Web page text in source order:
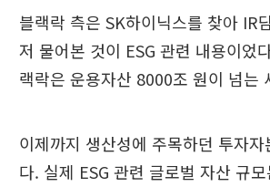
블랙락 측은 SK하이닉스를 찾아 IR
저 물어본 것이 ESG 관련 내용이었
랙락은 운용자산 8000조 원이 넘는
이제까지 생산성에 주목하던 투자
다. 실제 ESG 관련 글로벌 자산 규